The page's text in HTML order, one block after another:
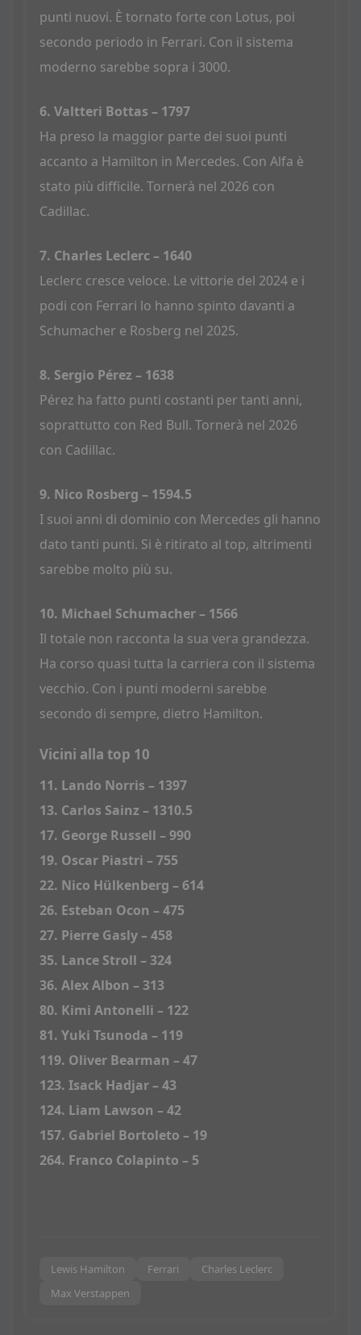
punti nuovi. È tornato forte con Lotus, poi
secondo periodo in Ferrari. Con il sistema
moderno sarebbe sopra i 3000.
6. Valtteri Bottas – 1797
Ha preso la maggior parte dei suoi punti
accanto a Hamilton in Mercedes. Con Alfa è
stato più difficile. Tornerà nel 2026 con
Cadillac.
7. Charles Leclerc – 1640
Leclerc cresce veloce. Le vittorie del 2024 e i
podi con Ferrari lo hanno spinto davanti a
Schumacher e Rosberg nel 2025.
8. Sergio Pérez – 1638
Pérez ha fatto punti costanti per tanti anni,
soprattutto con Red Bull. Tornerà nel 2026
con Cadillac.
9. Nico Rosberg – 1594.5
I suoi anni di dominio con Mercedes gli hanno
dato tanti punti. Si è ritirato al top, altrimenti
sarebbe molto più su.
10. Michael Schumacher – 1566
Il totale non racconta la sua vera grandezza.
Ha corso quasi tutta la carriera con il sistema
vecchio. Con i punti moderni sarebbe
secondo di sempre, dietro Hamilton.
Vicini alla top 10
11. Lando Norris – 1397
13. Carlos Sainz – 1310.5
17. George Russell – 990
19. Oscar Piastri – 755
22. Nico Hülkenberg – 614
26. Esteban Ocon – 475
27. Pierre Gasly – 458
35. Lance Stroll – 324
36. Alex Albon – 313
80. Kimi Antonelli – 122
81. Yuki Tsunoda – 119
119. Oliver Bearman – 47
123. Isack Hadjar – 43
124. Liam Lawson – 42
157. Gabriel Bortoleto – 19
264. Franco Colapinto – 5
Lewis Hamilton Ferrari
Charles Leclerc
Max Verstappen